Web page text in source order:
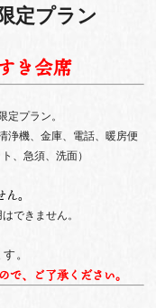
定プラン
き会席
定プラン。
浄機、金庫、電話、暖房便
、急須、洗面）
。
できません。
。
、ご了承ください。